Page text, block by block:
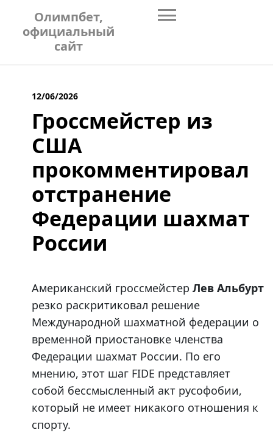
content
Олимпбет,
официальный
сайт
12/06/2026
Гроссмейстер из
США
прокомментировал
отстранение
Федерации шахмат
России
Американский гроссмейстер Лев Альбурт
резко раскритиковал решение
Международной шахматной федерации о
временной приостановке членства
Федерации шахмат России. По его
мнению, этот шаг FIDE представляет
собой бессмысленный акт русофобии,
который не имеет никакого отношения к
спорту.